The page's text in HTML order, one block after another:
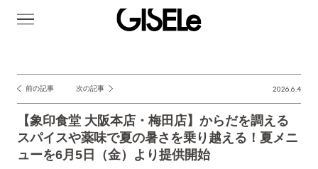
投
稿
ナ
ビ
前の記事 次の記事 2026.6.4
【象印食堂 大阪本店・梅田店】からだを調える
スパイスや薬味で夏の暑さを乗り越える！夏メニ
ューを6月5日（金）より提供開始